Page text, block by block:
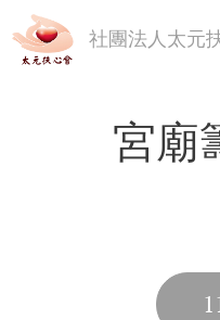
社團法人太元
宮廟